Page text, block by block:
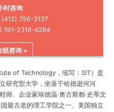
时咨询
(412) 756-3137
191-2318-4284
线咨询 >
of Technology，缩写：SIT）是
研究型大学，坐落于哈德逊河河
师、企业家埃德温·奥古斯都·史蒂文
国最古老的理工学院之一、美国独立